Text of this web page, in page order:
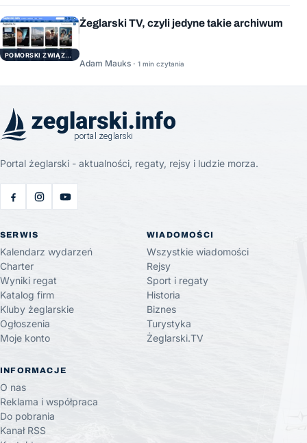
POMORSKI ZWIĄZEK ŻEGLARSKI
Żeglarski TV, czyli jedyne takie archiwum
Adam Mauks · 1 min czytania
Portal żeglarski - aktualności, regaty, rejsy i ludzie morza.
SERWIS
Kalendarz wydarzeń
Charter
Wyniki regat
Katalog firm
Kluby żeglarskie
Ogłoszenia
Moje konto
WIADOMOŚCI
Wszystkie wiadomości
Rejsy
Sport i regaty
Historia
Biznes
Turystyka
Żeglarski.TV
INFORMACJE
O nas
Reklama i współpraca
Do pobrania
Kanał RSS